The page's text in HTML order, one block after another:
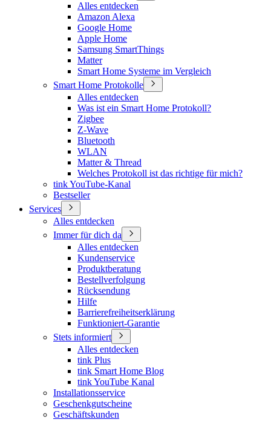
Alles entdecken
Amazon Alexa
Google Home
Apple Home
Samsung SmartThings
Matter
Smart Home Systeme im Vergleich
Smart Home Protokolle
Alles entdecken
Was ist ein Smart Home Protokoll?
Zigbee
Z-Wave
Bluetooth
WLAN
Matter & Thread
Welches Protokoll ist das richtige für mich?
tink YouTube-Kanal
Bestseller
Services
Alles entdecken
Immer für dich da
Alles entdecken
Kundenservice
Produktberatung
Bestellverfolgung
Rücksendung
Hilfe
Barrierefreiheitserklärung
Funktioniert-Garantie
Stets informiert
Alles entdecken
tink Plus
tink Smart Home Blog
tink YouTube Kanal
Installationsservice
Geschenkgutscheine
Geschäftskunden